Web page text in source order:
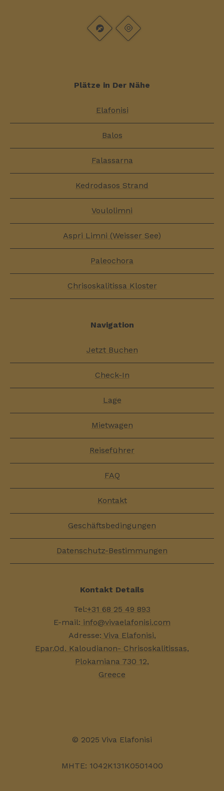
Plätze in Der Nähe
Elafonisi
Balos
Falassarna
Kedrodasos Strand
Voulolimni
Aspri Limni (Weisser See)
Paleochora
Chrisoskalitissa Kloster
Navigation
Jetzt Buchen
Check-In
Lage
Mietwagen
Reiseführer
FAQ
Kontakt
Geschäftsbedingungen
Datenschutz-Bestimmungen
Kontakt Details
Tel:+31 68 25 49 893
E-mail: info@vivaelafonisi.com
Adresse: Viva Elafonisi,
Epar.Od. Kaloudianon- Chrisoskalitissas,
Plokamiana 730 12,
Greece
© 2025 Viva Elafonisi
MHTE: 1042K131K0501400